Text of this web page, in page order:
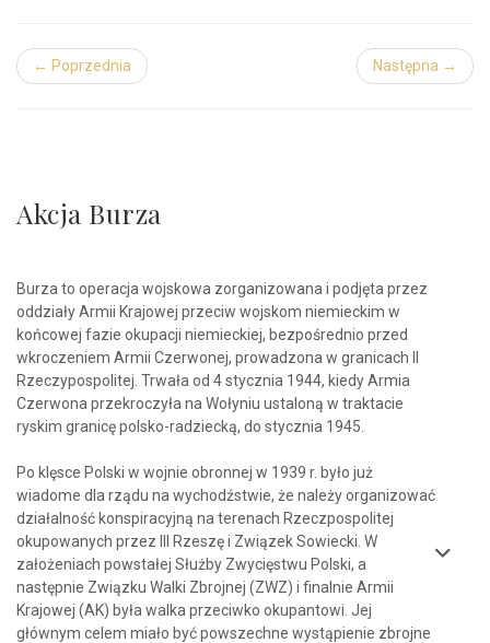
← Poprzednia Następna →
Akcja Burza
Burza to operacja wojskowa zorganizowana i podjęta przez
oddziały Armii Krajowej przeciw wojskom niemieckim w
końcowej fazie okupacji niemieckiej, bezpośrednio przed
wkroczeniem Armii Czerwonej, prowadzona w granicach II
Rzeczypospolitej. Trwała od 4 stycznia 1944, kiedy Armia
Czerwona przekroczyła na Wołyniu ustaloną w traktacie
ryskim granicę polsko-radziecką, do stycznia 1945.
Po klęsce Polski w wojnie obronnej w 1939 r. było już
wiadome dla rządu na wychodźstwie, że należy organizować
działalność konspiracyjną na terenach Rzeczpospolitej
okupowanych przez III Rzeszę i Związek Sowiecki. W
założeniach powstałej Służby Zwycięstwu Polski, a
następnie Związku Walki Zbrojnej (ZWZ) i finalnie Armii
Krajowej (AK) była walka przeciwko okupantowi. Jej
głównym celem miało być powszechne wystąpienie zbrojne